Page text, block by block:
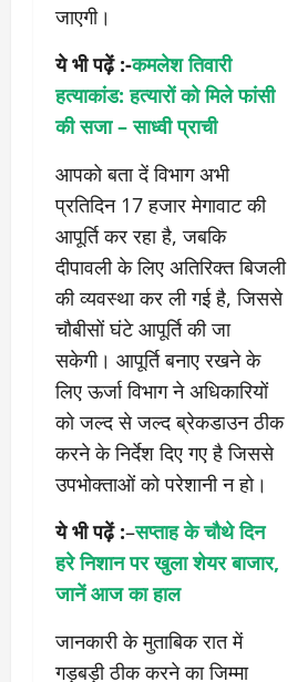
जाएगी।
ये भी पढ़ें :-कमलेश तिवारी
हत्याकांड: हत्यारों को मिले फांसी
की सजा – साध्वी प्राची
आपको बता दें विभाग अभी
प्रतिदिन 17 हजार मेगावाट की
आपूर्ति कर रहा है, जबकि
दीपावली के लिए अतिरिक्त बिजली
की व्यवस्था कर ली गई है, जिससे
चौबीसों घंटे आपूर्ति की जा
सकेगी। आपूर्ति बनाए रखने के
लिए ऊर्जा विभाग ने अधिकारियों
को जल्द से जल्द ब्रेकडाउन ठीक
करने के निर्देश दिए गए है जिससे
उपभोक्ताओं को परेशानी न हो।
ये भी पढ़ें :–सप्ताह के चौथे दिन
हरे निशान पर खुला शेयर बाजार,
जानें आज का हाल
जानकारी के मुताबिक रात में
गड़बड़ी ठीक करने का जिम्मा